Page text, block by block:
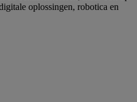
oplossingen, robotica en